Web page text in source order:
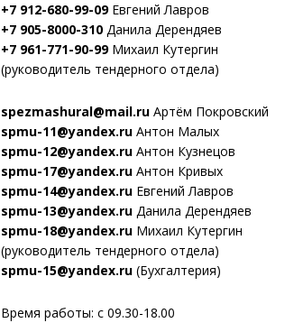
+7 912-680-99-09Евгений Лавров
+7 905-8000-310Данила Дерендяев
+7 961-771-90-99Михаил Кутергин
(руководитель тендерного отдела)
spezmashural@mail.ruАртём Покровский
spmu-11@yandex.ruАнтон Малых
spmu-12@yandex.ruАнтон Кузнецов
spmu-17@yandex.ruАнтон Кривых
spmu-14@yandex.ruЕвгений Лавров
spmu-13@yandex.ruДанила Дерендяев
spmu-18@yandex.ruМихаил Кутергин
(руководитель тендерного отдела)
spmu-15@yandex.ru(Бухгалтерия)
Время работы: с 09.30-18.00